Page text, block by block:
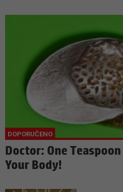
Doctor: One
Your Body!